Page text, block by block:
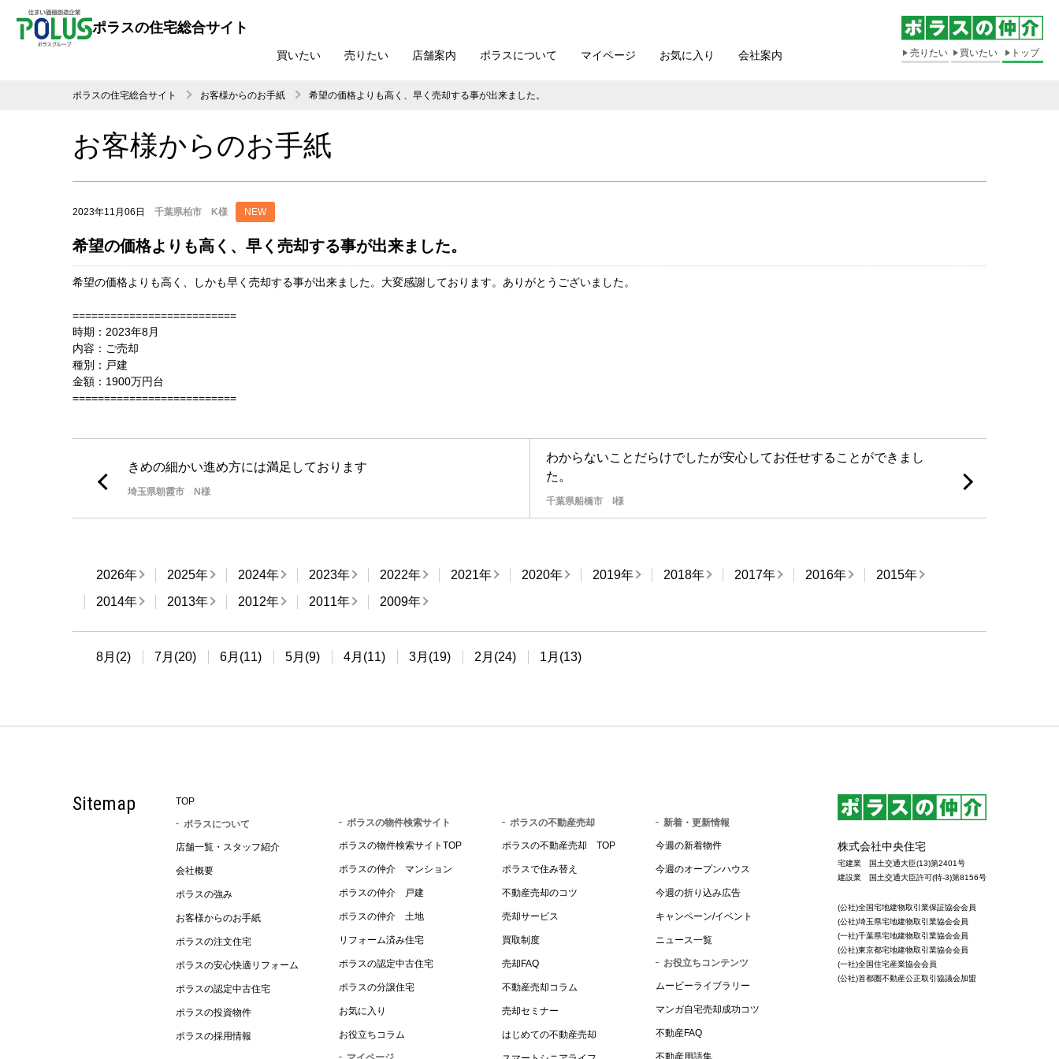
ポラスの住宅総合サイト
買いたい 売りたい 店舗案内 ポラスについて マイページ お気に入り 会社案内 売りたい 買いたい トップ
ポラスの住宅総合サイト お客様からのお手紙 希望の価格よりも高く、早く売却する事が出来ました。
お客様からのお手紙
2023年11月06日 千葉県柏市 K様 NEW
希望の価格よりも高く、早く売却する事が出来ました。
希望の価格よりも高く、しかも早く売却する事が出来ました。大変感謝しております。ありがとうございました。
==========================
時期：2023年8月
内容：ご売却
種別：戸建
金額：1900万円台
==========================
きめの細かい進め方には満足しております
埼玉県朝霞市 N様
わからないことだらけでしたが安心してお任せすることができまし
た。
千葉県船橋市 I様
2026年 2025年 2024年 2023年 2022年 2021年 2020年 2019年 2018年 2017年 2016年
2015年
2014年
2013年 2012年 2011年 2009年
8月(2) 7月(20) 6月(11) 5月(9) 4月(11) 3月(19) 2月(24) 1月(13)
Sitemap TOP
ポラスについて
店舗一覧・スタッフ紹介
会社概要
ポラスの強み
お客様からのお手紙
ポラスの注文住宅
ポラスの安心快適リフォーム
ポラスの認定中古住宅
ポラスの投資物件
ポラスの採用情報
ポラスの物件検索サイト
ポラスの物件検索サイトTOP
ポラスの仲介 マンション
ポラスの仲介 戸建
ポラスの仲介 土地
リフォーム済み住宅
ポラスの認定中古住宅
ポラスの分譲住宅
お気に入り
お役立ちコラム
ポラスの不動産売却
ポラスの不動産売却 TOP
ポラスで住み替え
不動産売却のコツ
売却サービス
買取制度
売却FAQ
不動産売却コラム
売却セミナー
はじめての不動産売却
新着・更新情報
今週の新着物件
今週のオープンハウス
今週の折り込み広告
キャンペーン/イベント
ニュース一覧
お役立ちコンテンツ
ムービーライブラリー
マンガ自宅売却成功コツ
不動産FAQ
不動産用語集
株式会社中央住宅
宅建業 国土交通大臣(13)第2401号
建設業 国土交通大臣許可(特-3)第8156号
(公社)全国宅地建物取引業保証協会会員
(公社)埼玉県宅地建物取引業協会会員
(一社)千葉県宅地建物取引業協会会員
(公社)東京都宅地建物取引業協会会員
(一社)全国住宅産業協会会員
(公社)首都圏不動産公正取引協議会加盟